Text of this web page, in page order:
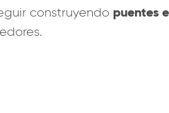
construyendo puentes